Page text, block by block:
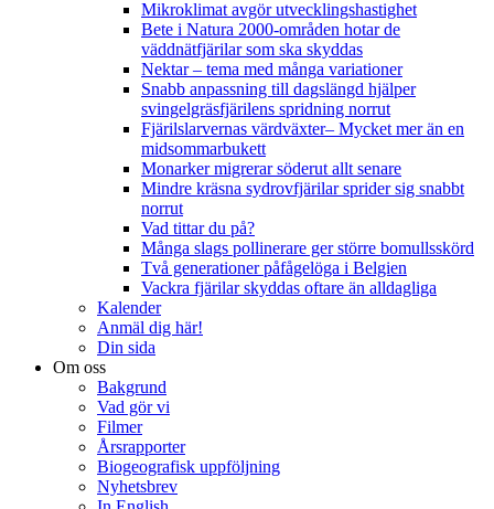
Mikroklimat avgör utvecklingshastighet
Bete i Natura 2000-områden hotar de
väddnätfjärilar som ska skyddas
Nektar – tema med många variationer
Snabb anpassning till dagslängd hjälper
svingelgräsfjärilens spridning norrut
Fjärilslarvernas värdväxter– Mycket mer än en
midsommarbukett
Monarker migrerar söderut allt senare
Mindre kräsna sydrovfjärilar sprider sig snabbt
norrut
Vad tittar du på?
Många slags pollinerare ger större bomullsskörd
Två generationer påfågelöga i Belgien
Vackra fjärilar skyddas oftare än alldagliga
Kalender
Anmäl dig här!
Din sida
Om oss
Bakgrund
Vad gör vi
Filmer
Årsrapporter
Biogeografisk uppföljning
Nyhetsbrev